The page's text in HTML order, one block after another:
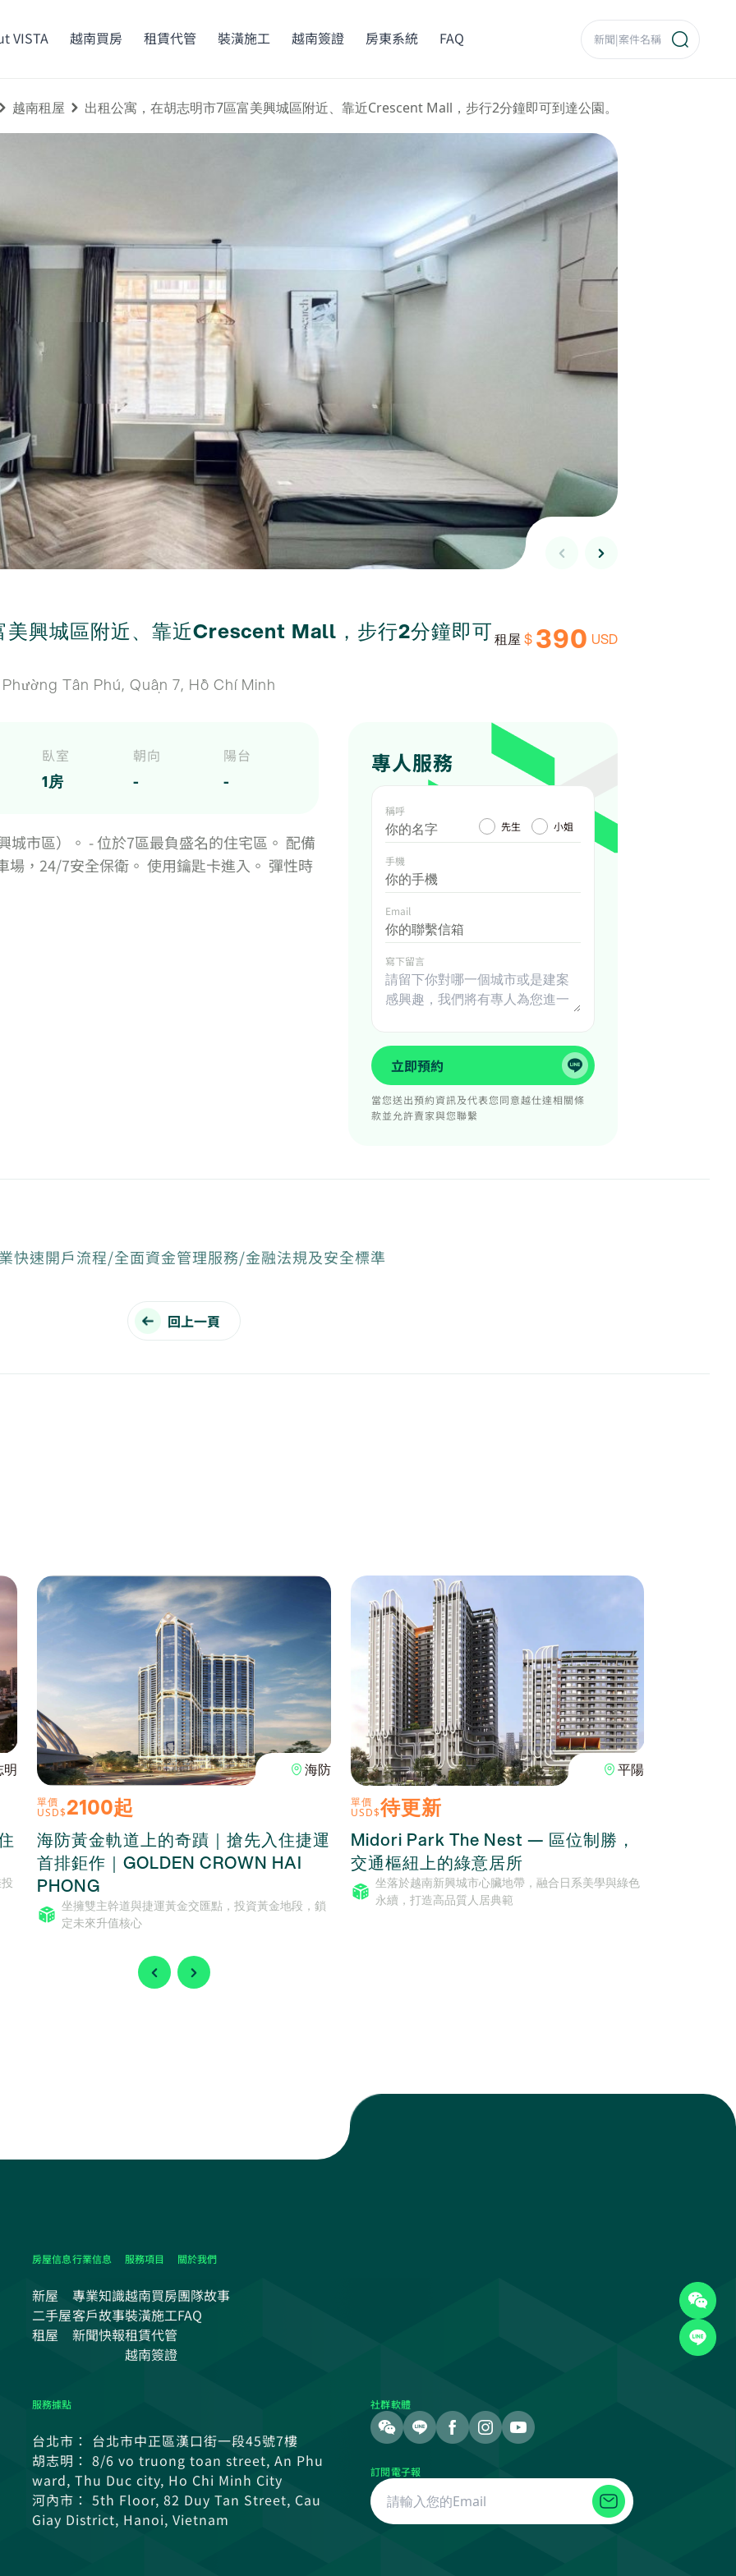
VISTA 越南買房 租賃代管 裝潢施工 越南簽證 房東系統 FAQ
越南租屋 出租公寓，在胡志明市7區富美興城區附近、靠近Crescent Mall，步行2分鐘即可到達公園。
美興城區附近、靠近Crescent Mall，步行2分鐘即可
Tân Phú, Quận 7, Hồ Chí Minh
租屋 $ 390 USD
臥室
1房
朝向
-
陽台
-
城市區）。 - 位於7區最負盛名的住宅區。 配備
場，24/7安全保衛。 使用鑰匙卡進入。 彈性時
專人服務
稱呼
先生
小姐
手機
Email
寫下留言
立即預約
當您送出預約資訊及代表您同意越仕達相關條
款並允許賣家與您聯繫
快速開戶流程/全面資金管理服務/金融法規及安全標準
回上一頁
明 海防
單價
USD$2100起
海防黃金軌道上的奇蹟｜搶先入住捷運
首排鉅作｜GOLDEN CROWN HAI
PHONG
坐擁雙主幹道與捷運黃金交匯點，投資黃金地段，鎖
定未來升值核心
平陽
單價
USD$待更新
Midori Park The Nest — 區位制勝，
交通樞紐上的綠意居所
坐落於越南新興城市心臟地帶，融合日系美學與綠色
永續，打造高品質人居典範
房屋信息
新屋
二手屋
租屋
行業信息
專業知識
客戶故事
新聞快報
服務項目
越南買房
裝潢施工
租賃代管
越南簽證
關於我們
團隊故事
FAQ
服務據點
台北市： 台北市中正區漢口街一段45號7樓
胡志明： 8/6 vo truong toan street, An Phu
ward, Thu Duc city, Ho Chi Minh City
河內市： 5th Floor, 82 Duy Tan Street, Cau
Giay District, Hanoi, Vietnam
社群軟體
訂閱電子報